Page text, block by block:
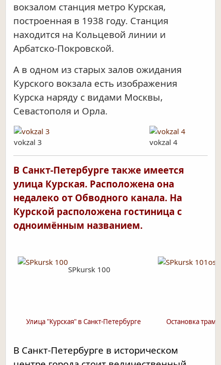
вокзалом станция метро Курская,
построенная в 1938 году. Станция
находится на Кольцевой линии и
Арбатско-Покровской.
А в одном из старых залов ожидания
Курского вокзала есть изображения
Курска наряду с видами Москвы,
Севастополя и Орла.
vokzal 3 vokzal 4
В Санкт-Петербурге также имеется
улица Курская. Расположена она
недалеко от Обводного канала. На
Курской расположена гостиница с
одноимённым названием.
SPkursk 100
Улица "Курская" в Санкт-Петербурге Остановка
В Санкт-Петербурге в историческом